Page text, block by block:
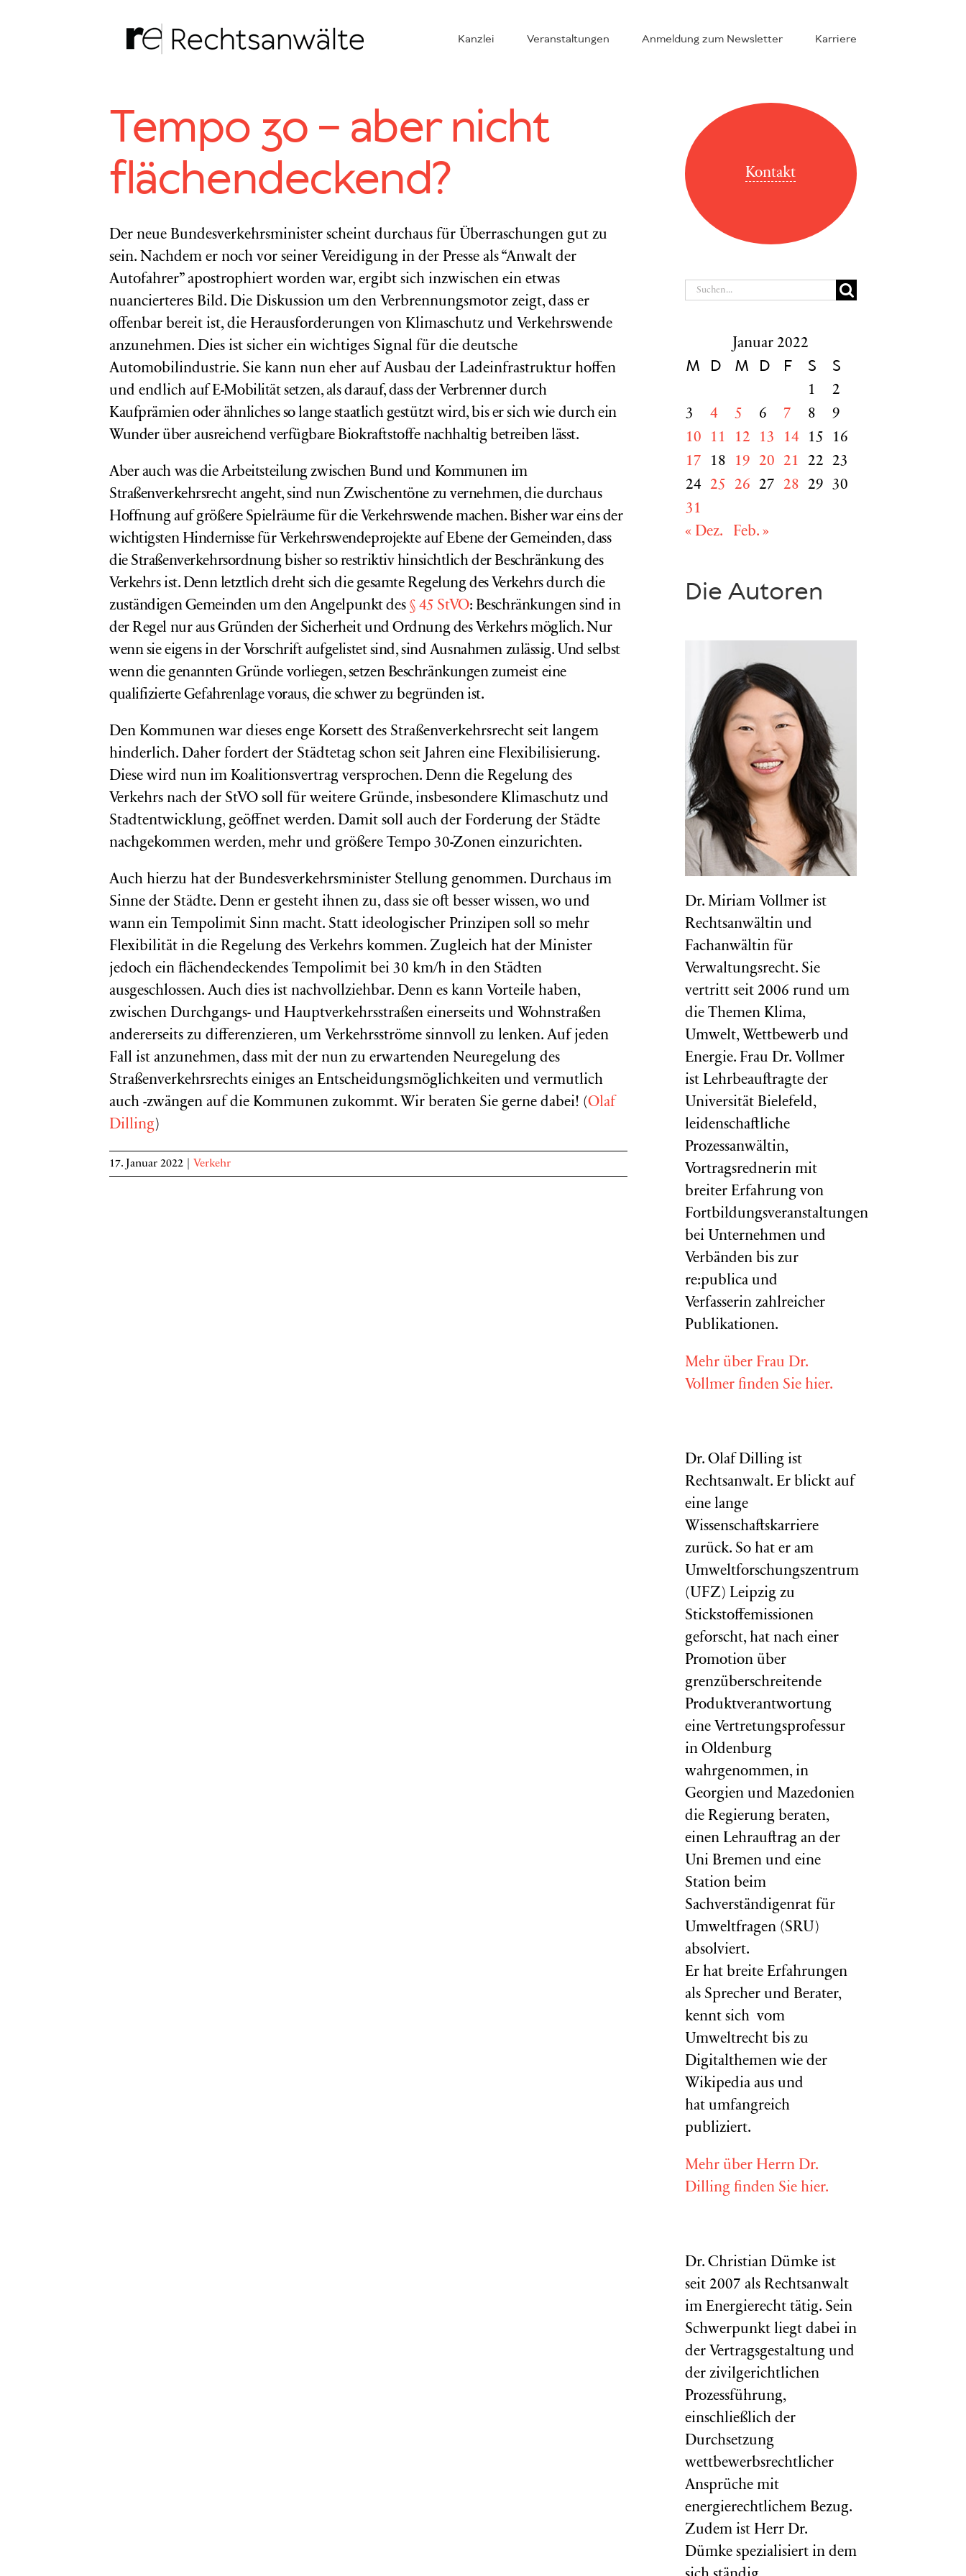
Kanzlei Veranstaltungen Anmeldung zum Newsletter Karriere
Tempo 30 – aber nicht
flächendeckend?
Der neue Bundesverkehrsminister scheint durchaus für Überraschungen gut zu
sein. Nachdem er noch vor seiner Vereidigung in der Presse als “Anwalt der
Autofahrer” apostrophiert worden war, ergibt sich inzwischen ein etwas
nuancierteres Bild. Die Diskussion um den Verbrennungsmotor zeigt, dass er
offenbar bereit ist, die Herausforderungen von Klimaschutz und Verkehrswende
anzunehmen. Dies ist sicher ein wichtiges Signal für die deutsche
Automobilindustrie. Sie kann nun eher auf Ausbau der Ladeinfrastruktur hoffen
und endlich auf E-Mobilität setzen, als darauf, dass der Verbrenner durch
Kaufprämien oder ähnliches so lange staatlich gestützt wird, bis er sich wie durch ein
Wunder über ausreichend verfügbare Biokraftstoffe nachhaltig betreiben lässt.
Aber auch was die Arbeitsteilung zwischen Bund und Kommunen im
Straßenverkehrsrecht angeht, sind nun Zwischentöne zu vernehmen, die durchaus
Hoffnung auf größere Spielräume für die Verkehrswende machen.Bisher war eins der
wichtigsten Hindernisse für Verkehrswendeprojekte auf Ebene der Gemeinden, dass
die Straßenverkehrsordnung bisher so restriktiv hinsichtlich der Beschränkung des
Verkehrs ist. Denn letztlich dreht sich die gesamte Regelung des Verkehrs durch die
zuständigen Gemeinden um den Angelpunkt des § 45 StVO: Beschränkungen sind in
der Regel nur aus Gründen der Sicherheit und Ordnung des Verkehrs möglich. Nur
wenn sie eigens in der Vorschrift aufgelistet sind, sind Ausnahmen zulässig. Und selbst
wenn die genannten Gründe vorliegen, setzen Beschränkungen zumeist eine
qualifizierte Gefahrenlage voraus, die schwer zu begründen ist.
Den Kommunen war dieses enge Korsett des Straßenverkehrsrecht seit langem
hinderlich. Daher fordert der Städtetag schon seit Jahren eine Flexibilisierung.
Diese wird nun im Koalitionsvertrag versprochen. Denn die Regelung des
Verkehrs nach der StVO soll für weitere Gründe, insbesondere Klimaschutz und
Stadtentwicklung, geöffnet werden. Damit soll auch der Forderung der Städte
nachgekommen werden, mehr und größere Tempo 30-Zonen einzurichten.
Auch hierzu hat der Bundesverkehrsminister Stellung genommen. Durchaus im
Sinne der Städte. Denn er gesteht ihnen zu, dass sie oft besser wissen, wo und
wann ein Tempolimit Sinn macht. Statt ideologischer Prinzipen soll so mehr
Flexibilität in die Regelung des Verkehrs kommen. Zugleich hat der Minister
jedoch ein flächendeckendes Tempolimit bei 30 km/h in den Städten
ausgeschlossen. Auch dies ist nachvollziehbar. Denn es kann Vorteile haben,
zwischen Durchgangs- und Hauptverkehrsstraßen einerseits und Wohnstraßen
andererseits zu differenzieren, um Verkehrsströme sinnvoll zu lenken. Auf jeden
Fall ist anzunehmen, dass mit der nun zu erwartenden Neuregelung des
Straßenverkehrsrechts einiges an Entscheidungsmöglichkeiten und vermutlich
auch -zwängen auf die Kommunen zukommt. Wir beraten Sie gerne dabei! (Olaf
Dilling)
17. Januar 2022 Verkehr
Kontakt
Suche
Januar 2022
M D M D F S S
1
2
3
4 5 6 7 8
9
10
11 12 13 14 15
16
17
18 19 20 21 22
23
24
25 26 27 28 29
30
31
« Dez.
Feb. »
Die Autoren
Dr. Miriam Vollmer ist
Rechtsanwältin und
Fachanwältin für
Verwaltungsrecht. Sie
vertritt seit 2006 rund um
die Themen Klima,
Umwelt, Wettbewerb und
Energie. Frau Dr. Vollmer
ist Lehrbeauftragte der
Universität Bielefeld,
leidenschaftliche
Prozessanwältin,
Vortragsrednerin mit
breiter Erfahrung von
Fortbildungsveranstaltungen
bei Unternehmen und
Verbänden bis zur
re:publica und
Verfasserin zahlreicher
Publikationen.
Mehr über Frau Dr.
Vollmer finden Sie hier.
Dr. Olaf Dilling ist
Rechtsanwalt. Er blickt auf
eine lange
Wissenschaftskarriere
zurück. So hat er am
Umweltforschungszentrum
(UFZ) Leipzig zu
Stickstoffemissionen
geforscht, hat nach einer
Promotion über
grenzüberschreitende
Produktverantwortung
eine Vertretungsprofessur
in Oldenburg
wahrgenommen, in
Georgien und Mazedonien
die Regierung beraten,
einen Lehrauftrag an der
Uni Bremen und eine
Station beim
Sachverständigenrat für
Umweltfragen (SRU )
absolviert.
Er hat breite Erfahrungen
als Sprecher und Berater,
kennt sich vom
Umweltrecht bis zu
Digitalthemen wie der
Wikipedia aus und
hat umfangreich
publiziert.
Mehr über Herrn Dr.
Dilling finden Sie hier.
Dr. Christian Dümke ist
seit 2007 als Rechtsanwalt
im Energierecht tätig. Sein
Schwerpunkt liegt dabei in
der Vertragsgestaltung und
der zivilgerichtlichen
Prozessführung,
einschließlich der
Durchsetzung
wettbewerbsrechtlicher
Ansprüche mit
energierechtlichem Bezug.
Zudem ist Herr Dr.
Dümke spezialisiert in dem